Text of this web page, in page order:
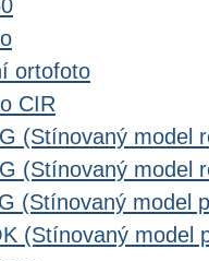
ortofoto
CIR
(Stínovaný model
(Stínovaný model
(Stínovaný model
(Stínovaný model